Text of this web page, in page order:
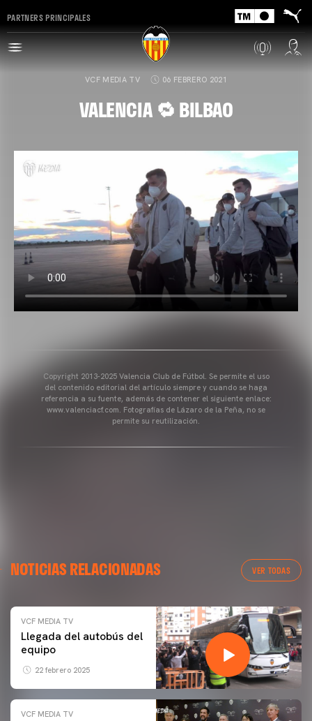
PARTNERS PRINCIPALES
VCF MEDIA TV 06 FEBRERO 2021
VALENCIA 🔁 BILBAO
Copyright 2013-2025 Valencia Club de Fútbol. Se permite el uso
del contenido editorial del artículo siempre y cuando se haga
referencia a su fuente, además de contener el siguiente enlace:
www.valenciacf.com. Fotografías de Lázaro de la Peña, no se
permite su reutilización.
NOTICIAS RELACIONADAS VER TODAS
VCF MEDIA TV
Llegada del autobús del
equipo
22 febrero 2025
VCF MEDIA TV